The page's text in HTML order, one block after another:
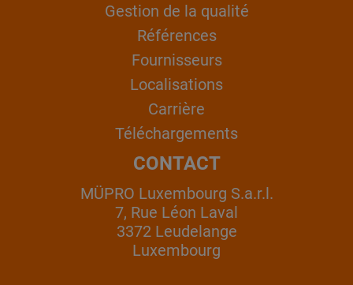
Gestion de la qualité
Références
Fournisseurs
Localisations
Carrière
Téléchargements
CONTACT
MÜPRO Luxembourg S.a.r.l.
7, Rue Léon Laval
3372 Leudelange
Luxembourg